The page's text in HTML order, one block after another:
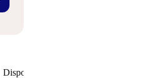
Disponibilidades